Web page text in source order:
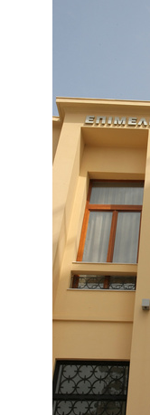
ΠΟΛΙΤΙΣΜΟΣ
ΑΝΘΕΚΤΙΚΗ